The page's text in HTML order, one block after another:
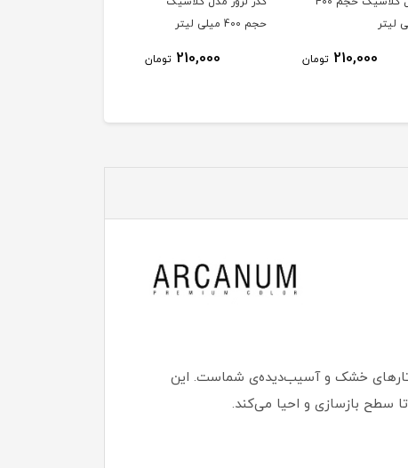
لیتر
210,000 تومان
حجم 400 میلی لیتر
210,000 تومان
تارهای خشک و آسیب‌دیده‌ی شماست. این
سطح بازسازی و احیا می‌کند.